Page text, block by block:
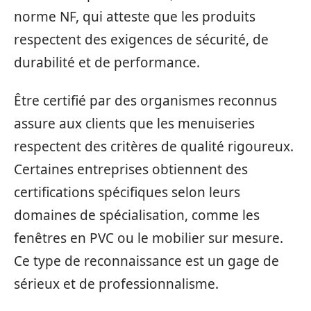
norme NF, qui atteste que les produits
respectent des exigences de sécurité, de
durabilité et de performance.
Être certifié par des organismes reconnus
assure aux clients que les menuiseries
respectent des critères de qualité rigoureux.
Certaines entreprises obtiennent des
certifications spécifiques selon leurs
domaines de spécialisation, comme les
fenêtres en PVC ou le mobilier sur mesure.
Ce type de reconnaissance est un gage de
sérieux et de professionnalisme.